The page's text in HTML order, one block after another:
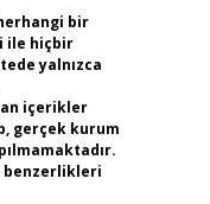
bir
ile hiçbir
yalnızca
içerikler
gerçek kurum
benzerlikleri